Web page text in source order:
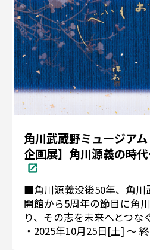
角川武蔵野ミュージア
企画展】角川源義の時
■角川源義没後50年、角川
開館から5周年の節目に角
り、その志を未来へとつな
・2025年10月25日[土] 〜